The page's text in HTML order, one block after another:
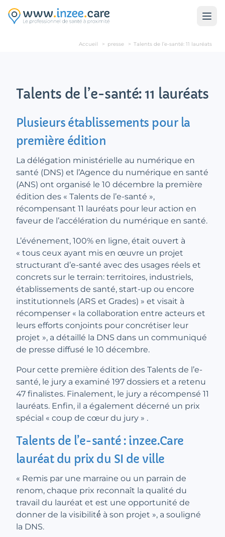
Accueil > presse > Talents de l’e-santé: 11 lauréats
Talents de l’e-santé: 11 lauréats
Plusieurs établissements pour la
première édition
La délégation ministérielle au numérique en
santé (DNS) et l’Agence du numérique en santé
(ANS) ont organisé le 10 décembre la première
édition des « Talents de l’e-santé »,
récompensant 11 lauréats pour leur action en
faveur de l’accélération du numérique en santé.
L’événement, 100% en ligne, était ouvert à
« tous ceux ayant mis en œuvre un projet
structurant d’e-santé avec des usages réels et
concrets sur le terrain: territoires, industriels,
établissements de santé, start-up ou encore
institutionnels (ARS et Grades) » et visait à
récompenser « la collaboration entre acteurs et
leurs efforts conjoints pour concrétiser leur
projet », a détaillé la DNS dans un communiqué
de presse diffusé le 10 décembre.
Pour cette première édition des Talents de l’e-
santé, le jury a examiné 197 dossiers et a retenu
47 finalistes. Finalement, le jury a récompensé 11
lauréats. Enfin, il a également décerné un prix
spécial « coup de cœur du jury » .
Talents de l’e-santé : inzee.Care
lauréat du prix du SI de ville
« Remis par une marraine ou un parrain de
renom, chaque prix reconnaît la qualité du
travail du lauréat et est une opportunité de
donner de la visibilité́ à son projet », a souligné
la DNS.